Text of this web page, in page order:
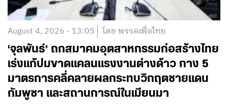
August 4, 2026 - 13:05 โดย พรรคเพื่อไทย
‘จุลพันธ์’ ถกสมาคมอุตสาหกรรมก่อสร้างไทย
เร่งแก้ปมขาดแคลนแรงงานต่างด้าว กาง 5
มาตรการคลี่คลายผลกระทบวิกฤตชายแดน
กัมพูชา และสถานการณ์ในเมียนมา